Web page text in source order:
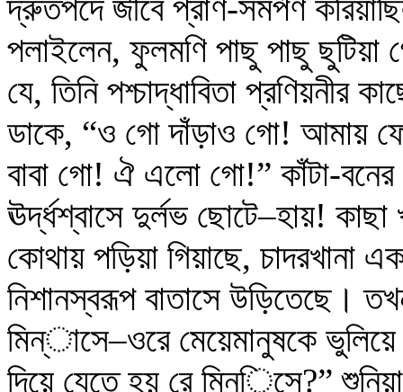
দ্রুতপদে জীবে প্রাণ-সমর্পণ
পলাইলেন, ফুলমণি পাছু পাছু
যে, তিনি পশ্চাদ্ধাবিতা
ডাকে, “ও গো দাঁড়াও গো! আমায়
বাবা গো! ঐ এলো গো!” কাঁটা-বনের
ঊর্দ্ধশ্বাসে দুর্লভ ছোটে–হায়! কাছা
কোথায় পড়িয়া গিয়াছে, চাদরখানা
নিশানস্বরূপ বাতাসে উড়িতেছে।
মিন্া‍সে–ওরে মেয়েমানুষকে
দিয়ে যেতে হয় রে মিন্ি‍সে?”